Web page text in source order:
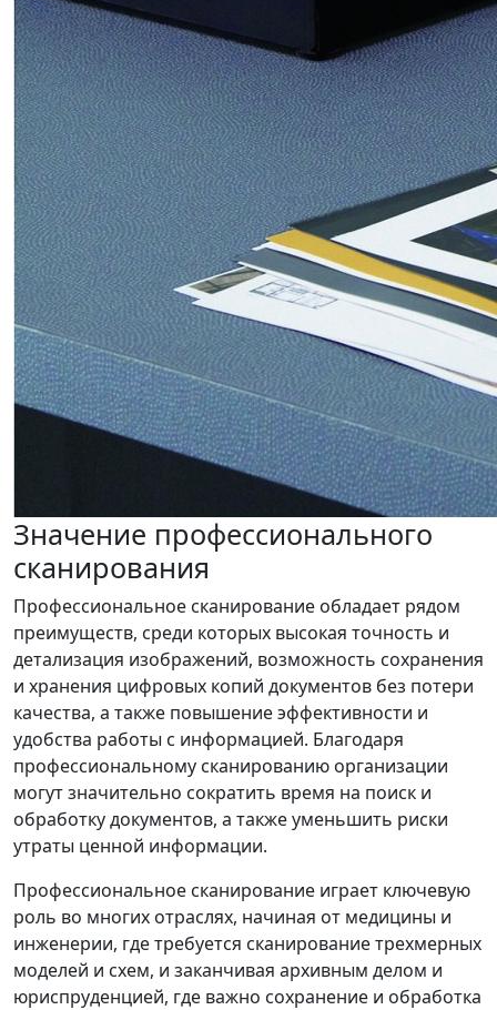
Значение профессионального
сканирования
Профессиональное сканирование обладает рядом
преимуществ, среди которых высокая точность и
детализация изображений, возможность сохранения
и хранения цифровых копий документов без потери
качества, а также повышение эффективности и
удобства работы с информацией. Благодаря
профессиональному сканированию организации
могут значительно сократить время на поиск и
обработку документов, а также уменьшить риски
утраты ценной информации.
Профессиональное сканирование играет ключевую
роль во многих отраслях, начиная от медицины и
инженерии, где требуется сканирование трехмерных
моделей и схем, и заканчивая архивным делом и
юриспруденцией, где важно сохранение и обработка